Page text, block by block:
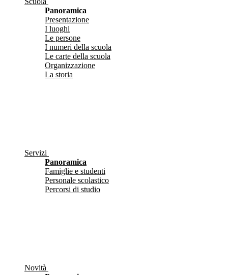
Panoramica
Presentazione
I luoghi
Le persone
I numeri della scuola
Le carte della scuola
Organizzazione
La storia
Servizi
Panoramica
Famiglie e studenti
Personale scolastico
Percorsi di studio
Novità